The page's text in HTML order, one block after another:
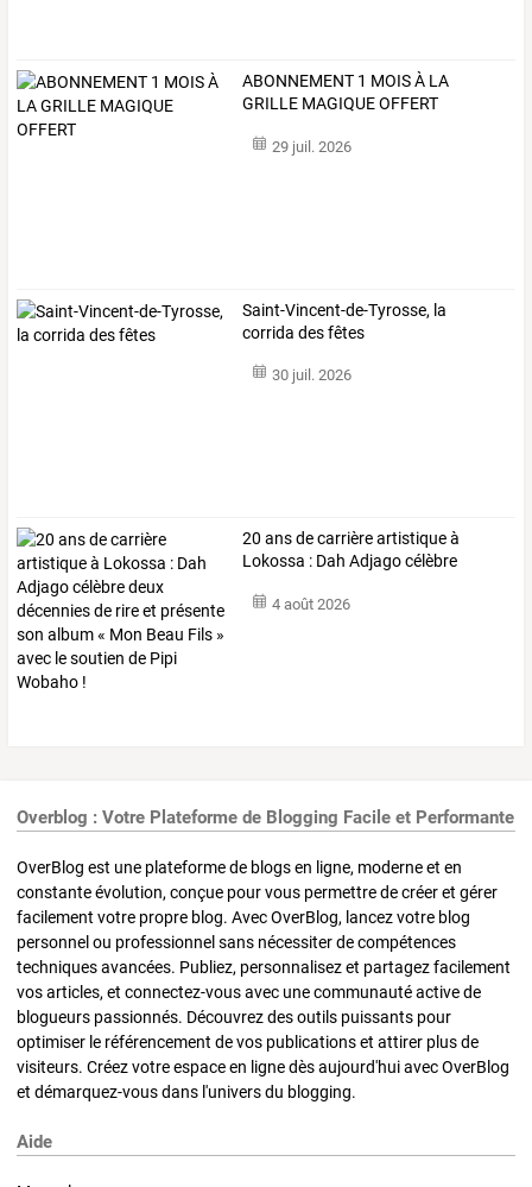
ABONNEMENT 1 MOIS À LA
GRILLE MAGIQUE OFFERT
29 juil. 2026
Saint-Vincent-de-Tyrosse, la
corrida des fêtes
30 juil. 2026
20 ansdecarrièreartistiqueà
Lokossa : Dah Adjagocélèbre
4 août 2026
Overblog : Votre Plateforme de Blogging Facile et Performante
OverBlog est une plateforme de blogs en ligne, moderne et en
constante évolution, conçue pour vous permettre de créer et gérer
facilement votre propre blog. Avec OverBlog, lancez votre blog
personnel ou professionnel sans nécessiter de compétences
techniques avancées. Publiez, personnalisez et partagez facilement
vos articles, et connectez-vous avec une communauté active de
blogueurs passionnés. Découvrez des outils puissants pour
optimiser le référencement de vos publications et attirer plus de
visiteurs. Créez votre espace en ligne dès aujourd'hui avec OverBlog
et démarquez-vous dans l'univers du blogging.
Aide